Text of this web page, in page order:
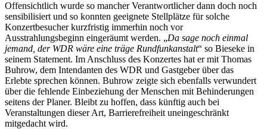
Offensichtlich wurde so mancher Verantwortlicher dann doch noch
sensibilisiert und so konnten geeignete Stellplätze für solche
Konzertbesucher kurzfristig immerhin noch vor
Ausstrahlungsbeginn eingeräumt werden. „Da sage noch einmal
jemand, der WDR wäre eine träge Rundfunkanstalt“ so Bieseke in
seinem Statement. Im Anschluss des Konzertes hat er mit Thomas
Buhrow, dem Intendanten des WDR und Gastgeber über das
Erlebte sprechen können. Buhrow zeigte sich ebenfalls verwundert
über die fehlende Einbeziehung der Menschen mit Behinderungen
seitens der Planer. Bleibt zu hoffen, dass künftig auch bei
Veranstaltungen dieser Art, Barrierefreiheit uneingeschränkt
mitgedacht wird.